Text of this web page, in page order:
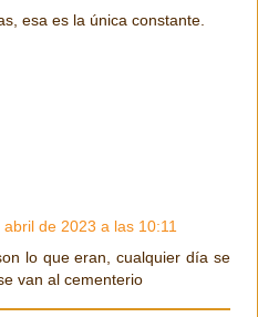
esa es la única constante.
abril de 2023 a las 10:11
lo que eran, cualquier día se
van al cementerio